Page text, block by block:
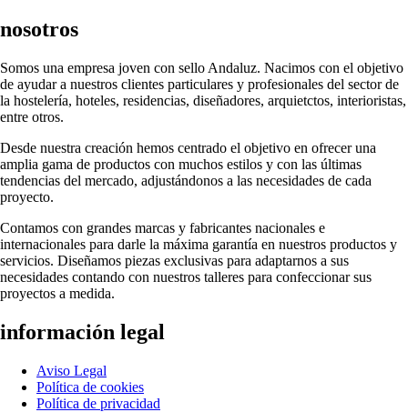
nosotros
Somos una empresa joven con sello Andaluz. Nacimos con el objetivo
de ayudar a nuestros clientes particulares y profesionales del sector de
la hostelería, hoteles, residencias, diseñadores, arquietctos, interioristas,
entre otros.
Desde nuestra creación hemos centrado el objetivo en ofrecer una
amplia gama de productos con muchos estilos y con las últimas
tendencias del mercado, adjustándonos a las necesidades de cada
proyecto.
Contamos con grandes marcas y fabricantes nacionales e
internacionales para darle la máxima garantía en nuestros productos y
servicios. Diseñamos piezas exclusivas para adaptarnos a sus
necesidades contando con nuestros talleres para confeccionar sus
proyectos a medida.
información legal
Aviso Legal
Política de cookies
Política de privacidad